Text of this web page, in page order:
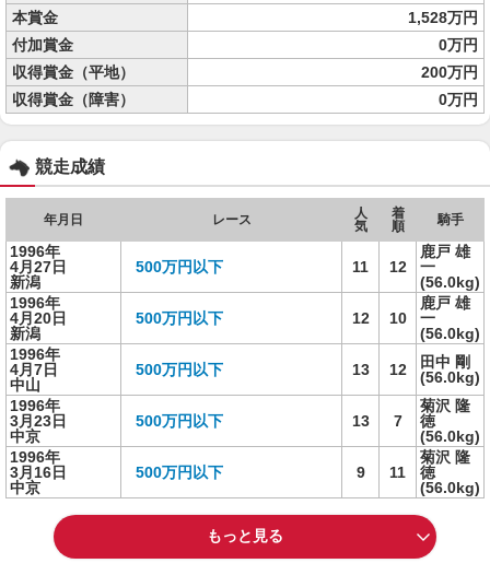
本賞金
1,528万円
付加賞金
0万円
収得賞金（平地）
200万円
収得賞金（障害）
0万円
競走成績
年月日 レース
人
気
着
順
騎手
1996年
4月27日
新潟
500万円以下 11 12
鹿戸 雄
一
(56.0kg)
1996年
4月20日
新潟
500万円以下 12 10
鹿戸 雄
一
(56.0kg)
1996年
4月7日
中山
500万円以下 13 12
田中 剛
(56.0kg)
1996年
3月23日
中京
500万円以下 13 7
菊沢 隆
徳
(56.0kg)
1996年
3月16日
中京
500万円以下 9 11
菊沢 隆
徳
(56.0kg)
もっと見る